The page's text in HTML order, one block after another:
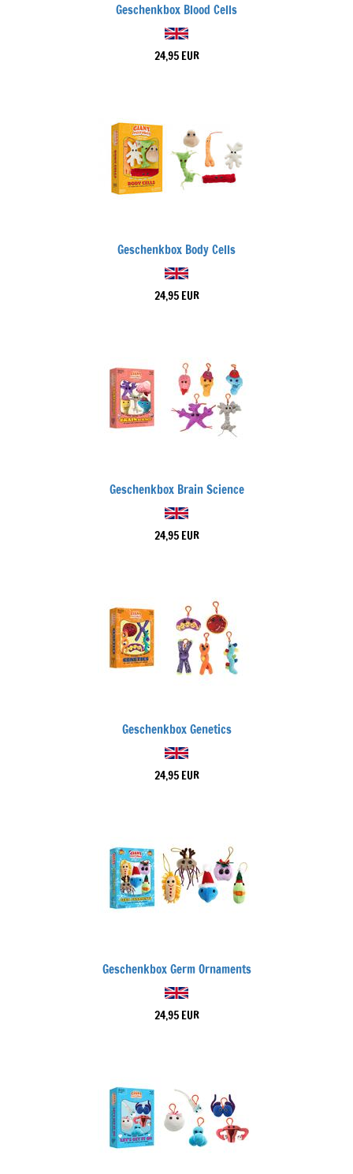
Geschenkbox Blood Cells
24,95 EUR
Geschenkbox Body Cells
24,95 EUR
Geschenkbox Brain Science
24,95 EUR
Geschenkbox Genetics
24,95 EUR
Geschenkbox Germ Ornaments
24,95 EUR